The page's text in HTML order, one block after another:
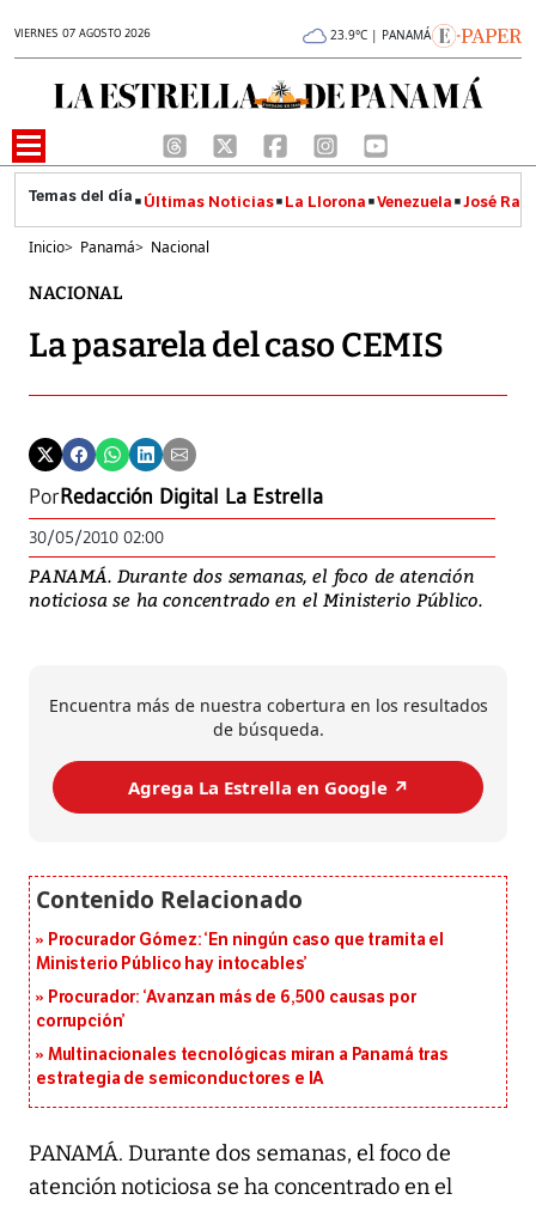
VIERNES 07 AGOSTO 2026 23.9°C | PANAMÁ
Últimas Noticias La Llorona Venezuela José
Inicio> Panamá> Nacional
NACIONAL
La pasarela del caso CEMIS
PorRedacción Digital La Estrella
30/05/2010 02:00
PANAMÁ. Durante dos semanas, el foco de atención
noticiosa se ha concentrado en el Ministerio Público.
Encuentra más de nuestra cobertura en los resultados
de búsqueda.
Agrega La Estrella en Google ↗️
Procurador Gómez: ‘En ningún caso que tramita el
Ministerio Público hay intocables’
Procurador: ‘Avanzan más de 6,500 causas por
corrupción’
Multinacionales tecnológicas miran a Panamá tras
estrategia de semiconductores e IA
PANAMÁ. Durante dos semanas, el foco de
atención noticiosa se ha concentrado en el